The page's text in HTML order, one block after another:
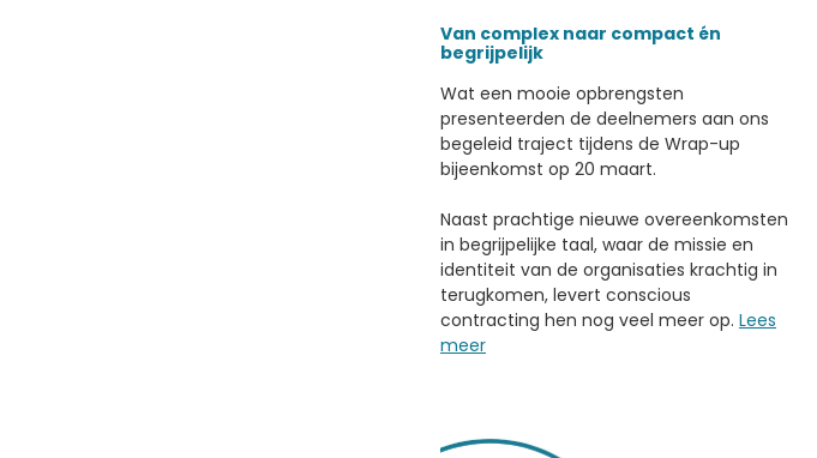
Van complex naar compact én
begrijpelijk
Wat een mooie opbrengsten
presenteerden de deelnemers aan ons
begeleid traject tijdens de Wrap-up
bijeenkomst op 20 maart.
Naast prachtige nieuwe overeenkomsten
in begrijpelijke taal, waar de missie en
identiteit van de organisaties krachtig in
terugkomen, levert conscious
contracting hen nog veel meer op. Lees
meer